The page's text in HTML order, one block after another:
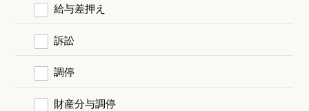
給与差押え
訴訟
調停
財産分与調停